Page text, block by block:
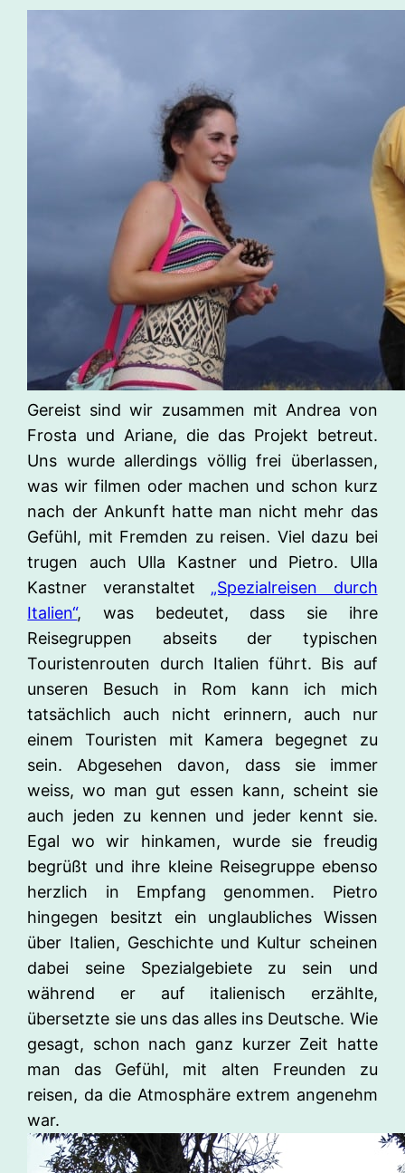
Gereist sind wir zusammen mit Andrea von
Frosta und Ariane, die das Projekt betreut.
Uns wurde allerdings völlig frei überlassen,
was wir filmen oder machen und schon kurz
nach der Ankunft hatte man nicht mehr das
Gefühl, mit Fremden zu reisen. Viel dazu bei
trugen auch Ulla Kastner und Pietro. Ulla
Kastner veranstaltet „Spezialreisen durch
Italien“, was bedeutet, dass sie ihre
Reisegruppen abseits der typischen
Touristenrouten durch Italien führt. Bis auf
unseren Besuch in Rom kann ich mich
tatsächlich auch nicht erinnern, auch nur
einem Touristen mit Kamera begegnet zu
sein. Abgesehen davon, dass sie immer
weiss, wo man gut essen kann, scheint sie
auch jeden zu kennen und jeder kennt sie.
Egal wo wir hinkamen, wurde sie freudig
begrüßt und ihre kleine Reisegruppe ebenso
herzlich in Empfang genommen. Pietro
hingegen besitzt ein unglaubliches Wissen
über Italien, Geschichte und Kultur scheinen
dabei seine Spezialgebiete zu sein und
während er auf italienisch erzählte,
übersetzte sie uns das alles ins Deutsche. Wie
gesagt, schon nach ganz kurzer Zeit hatte
man das Gefühl, mit alten Freunden zu
reisen, da die Atmosphäre extrem angenehm
war.